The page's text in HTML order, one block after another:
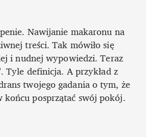
Nawijanie makaronu na
treści. Tak mówiło się
i nudnej wypowiedzi. Teraz
Tyle definicja. A przykład z
twojego gadania o tym, że
posprzątać swój pokój.